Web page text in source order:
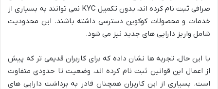
صرافی ثبت نام کرده اند، بدون تکمیل KYC نمی توانند به بسیاری از
خدمات و محصولات کوکوین دسترسی داشته باشند. این محدودیت
شامل واریز دارایی های جدید نیز می شود.
با این حال، تجربه ها نشان داده که برای کاربران قدیمی تر که پیش
از اعمال این قوانین ثبت نام کرده اند، وضعیت تا حدودی متفاوت
است. بسیاری از این کاربران همچنان قادر به برداشت دارایی های